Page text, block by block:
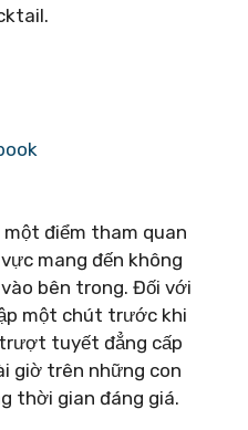
điểm tham quan
mang đến không
bên trong. Đối với
một chút trước khi
tuyết đẳng cấp
giờ trên những con
thời gian đáng giá.